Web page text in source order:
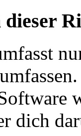
dieser
dich